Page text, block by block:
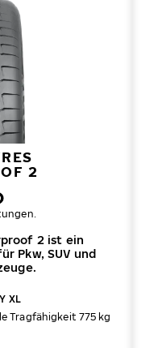
2
2 ist ein
Pkw, SUV und
XL
Tragfähigkeit 775 kg